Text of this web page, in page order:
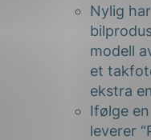
Nylig
modell
et
ekstra
Ifølge
leverer